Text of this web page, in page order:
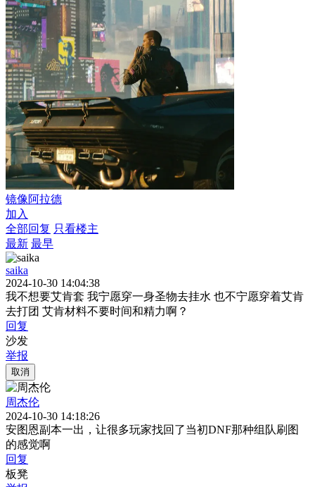
镜像阿拉德
加入
全部回复 只看楼主
最新 最早
saika
2024-10-30 14:04:38
我不想要艾肯套 我宁愿穿一身圣物去挂水 也不宁愿穿着艾肯
去打团 艾肯材料不要时间和精力啊？
回复
沙发
举报
取消
周杰伦
2024-10-30 14:18:26
安图恩副本一出，让很多玩家找回了当初DNF那种组队刷图
的感觉啊
回复
板凳